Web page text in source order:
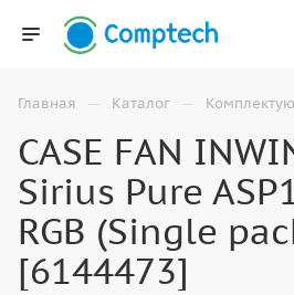
Главная — Каталог —
CASE FAN
Sirius Pure
RGB (Single
[6144473]